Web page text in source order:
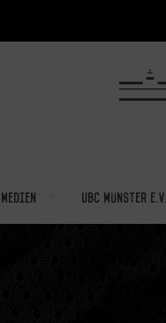
Medien UBC Münster e.V.